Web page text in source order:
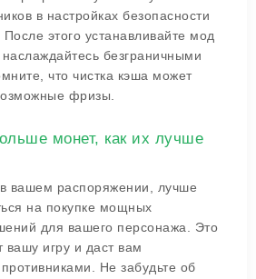
в настройках безопасности
После этого устанавливайте мод
безграничными
что чистка кэша может
фризы.
монет, как их лучше
вашем распоряжении, лучше
на покупке мощных
для вашего персонажа. Это
вашу игру и даст вам
Не забудьте об